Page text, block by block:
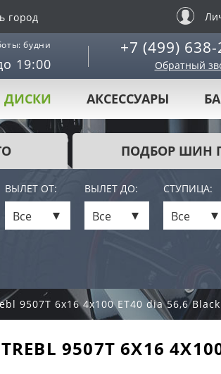
город
будни
19:00
+7 (499)
Обратный
ДИСКИ АКСЕССУАРЫ
ПОДБОР ШИН
ВЫЛЕТ ОТ: ВЫЛЕТ ДО: СТУПИЦА:
Все Все Все
9507T 6x16 4x100 ET40 dia 56,6 Black
TREBL 9507T 6X16